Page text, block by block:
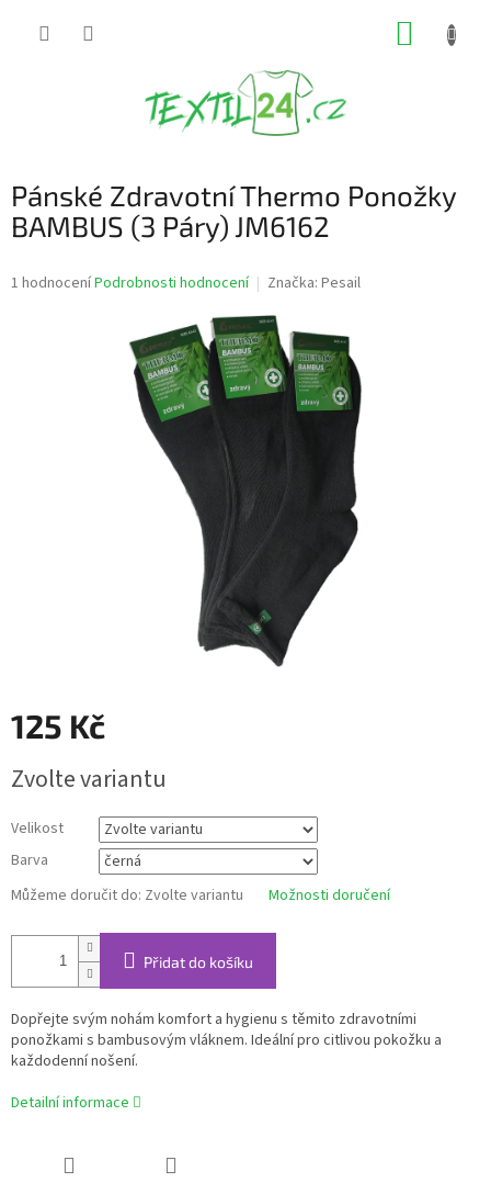
Pánské Zdravotní Thermo Ponožky
BAMBUS (3 Páry) JM6162
Průměrné
1 hodnoceníPodrobnosti hodnocení Značka: Pesail
125 Kč
cena:
Zvolte variantu
Velikost
Barva
Můžeme doručit do: Zvolte variantu Možnosti doručení
Přidat do košíku
Dopřejte svým nohám komfort a hygienu s těmito zdravotními
ponožkami s bambusovým vláknem. Ideální pro citlivou pokožku a
každodenní nošení.
Detailní informace